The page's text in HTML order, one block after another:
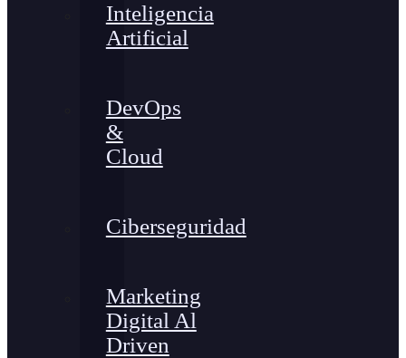
Inteligencia
Artificial
DevOps
&
Cloud
Ciberseguridad
Marketing
Digital Al
Driven